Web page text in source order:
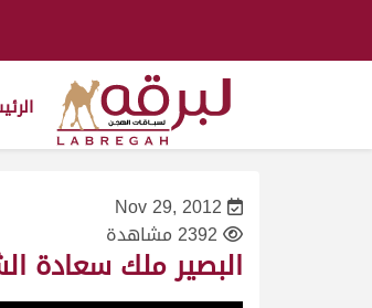
Nov 29, 2012
2392 مشاهدة
البصير ملك سعادة الشيخ